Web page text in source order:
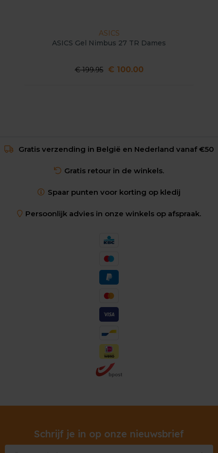
ASICS
ASICS Gel Nimbus 27 TR Dames
€ 199.95 € 100.00
Gratis verzending in België en Nederland vanaf €50
Gratis retour in de winkels.
Spaar punten voor korting op kledij
Persoonlijk advies in onze winkels op afspraak.
Schrijf je in op onze nieuwsbrief